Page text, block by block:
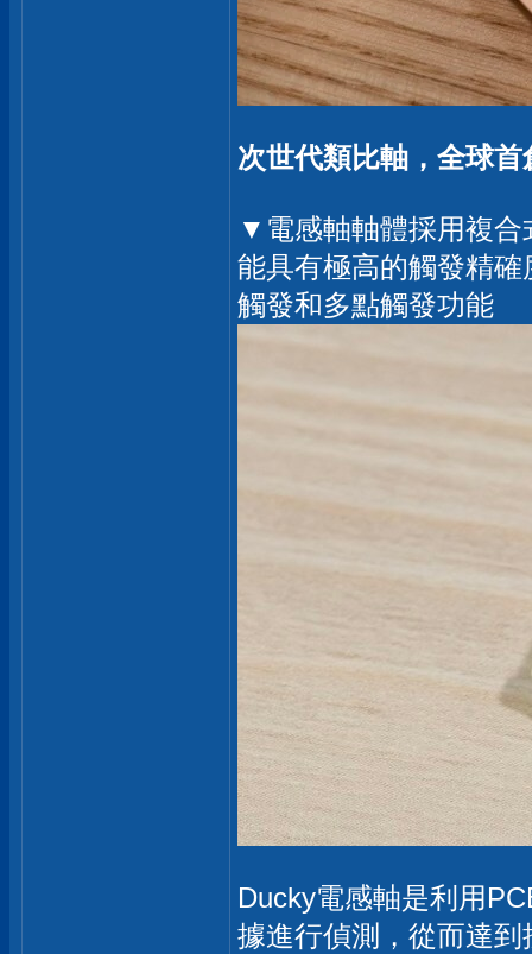
次世代類比軸，全球
▼電感軸軸體採用複合
能具有極高的觸發精
觸發和多點觸發功能
Ducky電感軸是利用
據進行偵測，從而達